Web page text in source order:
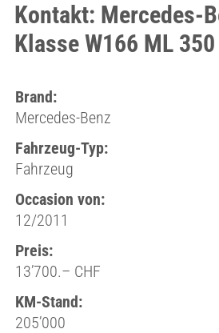
Kontakt: Mercedes-
Klasse W166 ML
Brand:
Mercedes-Benz
Fahrzeug-Typ:
Fahrzeug
Occasion von:
12/2011
Preis:
13’700.– CHF
KM-Stand:
205’000